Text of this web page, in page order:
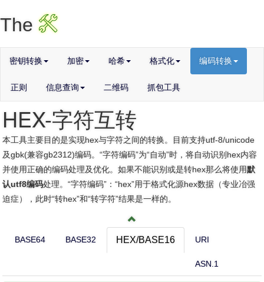
TheX
密钥转换 加密 哈希 格式化 编码转换
正则 信息查询 二维码 抓包工具
HEX-字符互转
本工具主要目的是实现hex与字符之间的转换。目前支持utf-8/unicode
及gbk(兼容gb2312)编码。“字符编码”为“自动”时，将自动识别hex内容
并使用正确的编码处理及优化。如果不能识别或是转hex那么将使用默
认utf8编码处理。“字符编码”：“hex”用于格式化源hex数据（专业冶强
迫症），此时“转hex”和“转字符”结果是一样的。
BASE64 BASE32 HEX/BASE16 URI
ASN.1